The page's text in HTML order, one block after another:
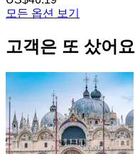
모든 옵션 보기
고객은 또 샀어요